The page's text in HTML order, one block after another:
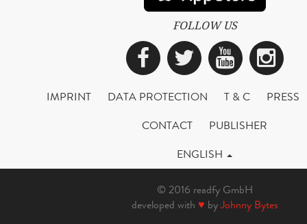
FOLLOW US
Facebook
Twitter
IMPRINT DATA PROTECTION T & C
PRESS
CONTACT
PUBLISHER
ENGLISH
© 2016 readfy GmbH
developed with ♥ byJohnny Bytes